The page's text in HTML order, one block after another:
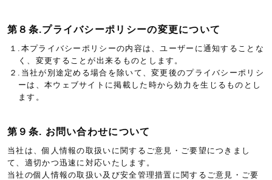
第８条.プライバシーポリシーの変更について
１.本プライバシーポリシーの内容は、ユーザーに通知することな
く、変更することが出来るものとします。
２.当社が別途定める場合を除いて、変更後のプライバシーポリシ
ーは、本ウェブサイトに掲載した時から効力を生じるものとし
ます。
第９条. お問い合わせについて
当社は、個人情報の取扱いに関するご意見・ご要望につきまし
て、適切かつ迅速に対応いたします。
当社の個人情報の取扱い及び安全管理措置に関するご意見・ご要